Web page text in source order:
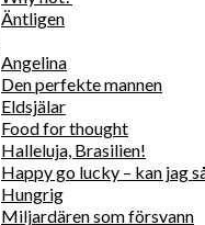
Äntligen
Angelina
Den perfekte mannen
Eldsjälar
Food for thought
Halleluja, Brasilien!
Happy go lucky – kan jag
Hungrig
Miljardären som försvann